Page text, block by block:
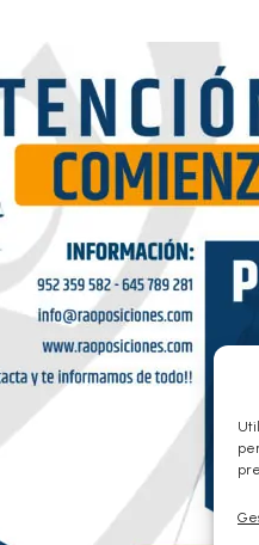
podrá interponerse
en el plazo de dos
asociados:
de Justicia